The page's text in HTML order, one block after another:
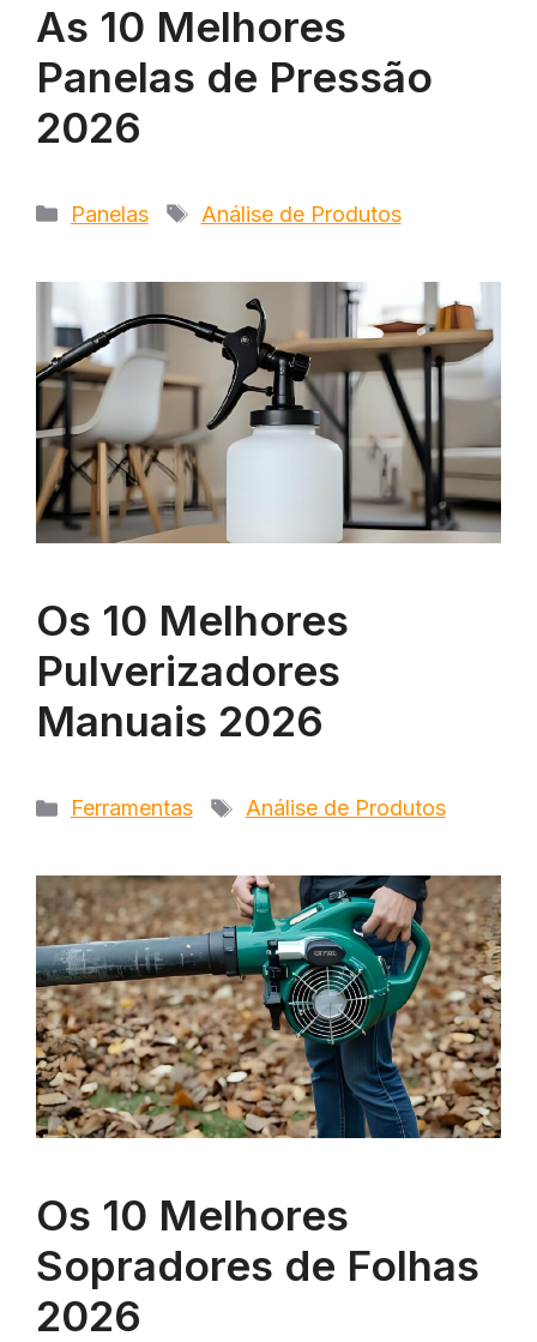
As 10 Melhores
Panelas de Pressão
2026
Categorias
Panelas Tags
Análise de Produtos
Os 10 Melhores
Pulverizadores
Manuais 2026
Categorias
Ferramentas Tags
Análise de Produtos
Os 10 Melhores
Sopradores de Folhas
2026